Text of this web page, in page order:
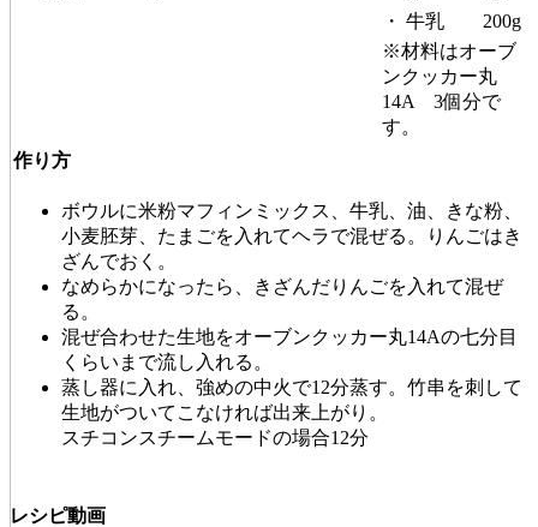
・ 牛乳
200g
※材料はオーブ
ンクッカー丸
14A 3個分で
す。
作り方
ボウルに米粉マフィンミックス、牛乳、油、きな粉、
小麦胚芽、たまごを入れてヘラで混ぜる。りんごはき
ざんでおく。
なめらかになったら、きざんだりんごを入れて混ぜ
る。
混ぜ合わせた生地をオーブンクッカー丸14Aの七分目
くらいまで流し入れる。
蒸し器に入れ、強めの中火で12分蒸す。竹串を刺して
生地がついてこなければ出来上がり。
スチコンスチームモードの場合12分
レシピ動画